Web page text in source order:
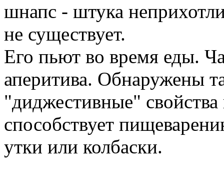
шнапс - штука
не существует.
Его пьют во время еды.
аперитива. Обнаружены
"диджестивные"
способствует
утки или колбаски.